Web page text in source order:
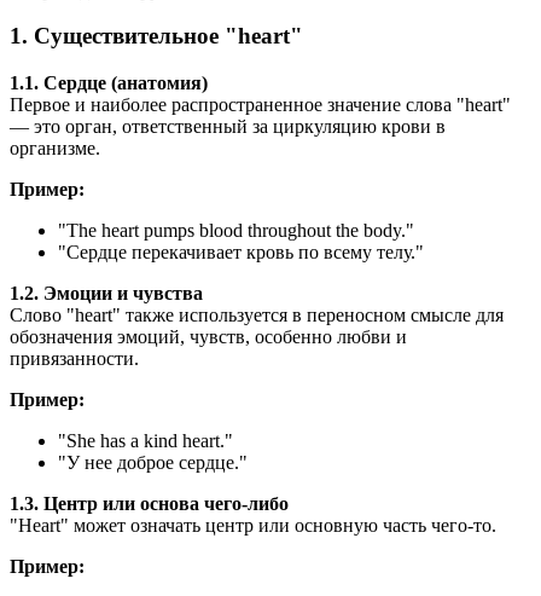
1. Существительное "heart"
1.1. Сердце (анатомия)
Первое и наиболее распространенное значение слова "heart"
— это орган, ответственный за циркуляцию крови в
организме.
Пример:
"The heart pumps blood throughout the body."
"Сердце перекачивает кровь по всему телу."
1.2. Эмоции и чувства
Слово "heart" также используется в переносном смысле для
обозначения эмоций, чувств, особенно любви и
привязанности.
Пример:
"She has a kind heart."
"У нее доброе сердце."
1.3. Центр или основа чего-либо
"Heart" может означать центр или основную часть чего-то.
Пример: